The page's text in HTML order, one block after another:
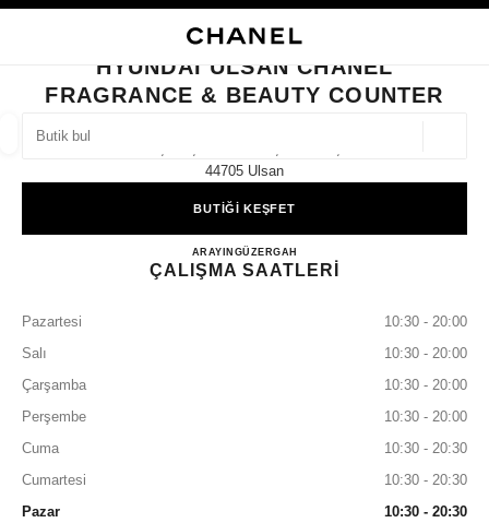
BUTIK BUL
öneriler bu arama çubuğunun altında görüntülenir
BUTIK KARTINI KAPAT HYUNDAI ULSAN CHANEL FRAGRANCE & BEAUTY
HYUNDAI ULSAN CHANEL
FRAGRANCE & BEAUTY COUNTER
44705 Ulsan
BUTİĞİ KEŞFET
ARAYIN+82 52 228 0159
GÜZERGAHHyundai Ulsan CHANEL
ÇALIŞMA SAATLERİ
Pazartesi
10:30 - 20:00
Salı
10:30 - 20:00
Çarşamba
10:30 - 20:00
Perşembe
10:30 - 20:00
Cuma
10:30 - 20:30
Cumartesi
10:30 - 20:30
Pazar
10:30 - 20:30
filtreler
filtre sonucu: